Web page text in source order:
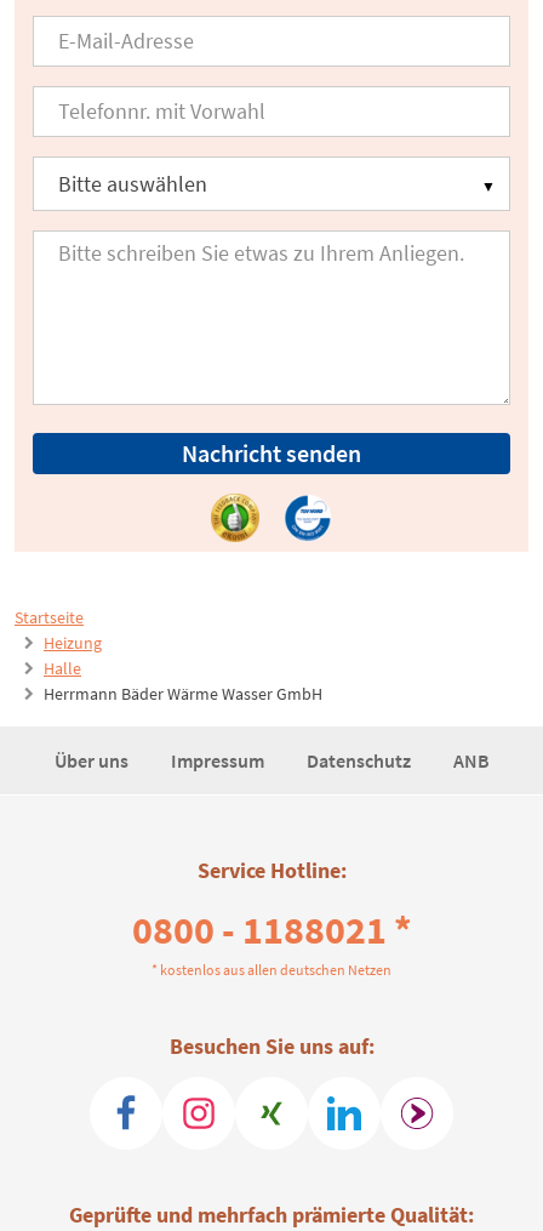
Startseite
Heizung
Halle
Herrmann Bäder Wärme Wasser GmbH
Nachricht senden
Über uns Impressum Datenschutz ANB
Service Hotline:
0800 - 1188021 *
* kostenlos aus allen deutschen Netzen
Besuchen Sie uns auf:
Geprüfte und mehrfach prämierte Qualität: